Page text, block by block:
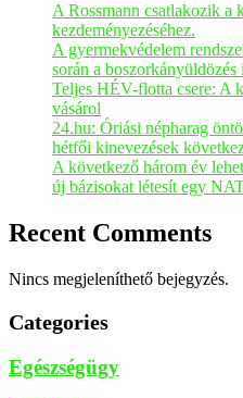
A Rossmann csatlakozik a
kezdeményezéséhez.
A gyermekvédelem
során a boszorkányüldözés
Teljes HÉV-flotta csere: A
vásárol
24.hu: Óriási népharag
hétfői kinevezések
A következő három év
új bázisokat létesít egy
Recent Comments
Nincs megjeleníthető bejegyzés.
Categories
Egészségügy